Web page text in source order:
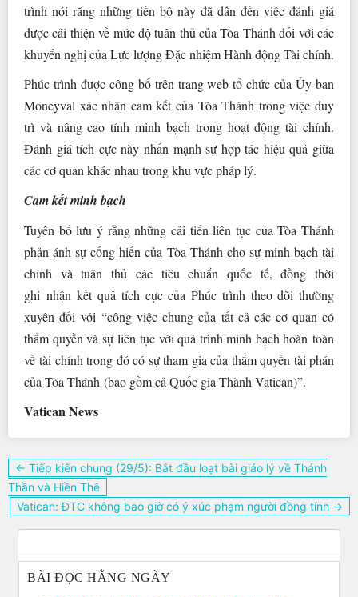
trình nói rằng những tiến bộ này đã dẫn đến việc đánh giá
được cải thiện về mức độ tuân thủ của Tòa Thánh đối với các
khuyến nghị của Lực lượng Đặc nhiệm Hành động Tài chính.
Phúc trình được công bố trên trang web tổ chức của Ủy ban
Moneyval xác nhận cam kết của Tòa Thánh trong việc duy
trì và nâng cao tính minh bạch trong hoạt động tài chính.
Đánh giá tích cực này nhấn mạnh sự hợp tác hiệu quả giữa
các cơ quan khác nhau trong khu vực pháp lý.
Cam kết minh bạch
Tuyên bố lưu ý rằng những cải tiến liên tục của Tòa Thánh
phản ánh sự cống hiến của Tòa Thánh cho sự minh bạch tài
chính và tuân thủ các tiêu chuẩn quốc tế, đồng thời
ghi nhận kết quả tích cực của Phúc trình theo dõi thường
xuyên đối với “công việc chung của tất cả các cơ quan có
thẩm quyền và sự liên tục với quá trình minh bạch hoàn toàn
về tài chính trong đó có sự tham gia của thẩm quyền tài phán
của Tòa Thánh (bao gồm cả Quốc gia Thành Vatican)”.
Vatican News
Điều
hướng
bài
viết
← Tiếp kiến chung (29/5): Bắt đầu loạt bài giáo lý về Thánh
Thần và Hiền Thê
Vatican: ĐTC không bao giờ có ý xúc phạm người đồng tính →
BÀI ĐỌC HẰNG NGÀY